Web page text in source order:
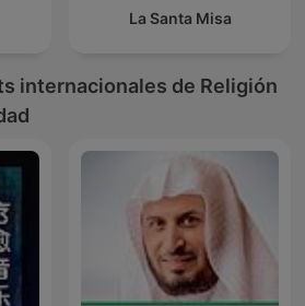
La Santa Misa
internacionales de Religión